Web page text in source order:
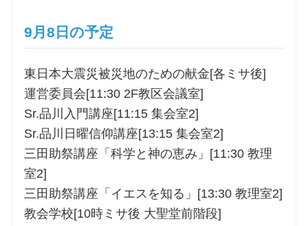
9月8日の予定
東日本大震災被災地のための献金[各ミサ後]
運営委員会[11:30 2F教区会議室]
Sr.品川入門講座[11:15 集会室2]
Sr.品川日曜信仰講座[13:15 集会室2]
三田助祭講座「科学と神の恵み」[11:30 教理
室2]
三田助祭講座「イエスを知る」[13:30 教理室2]
教会学校[10時ミサ後 大聖堂前階段]